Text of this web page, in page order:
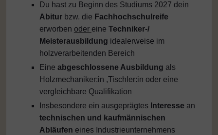
Du hast zu Beginn des Studiums 2027 dein
Abitur bzw. die Fachhochschulreife
erworben oder eine Techniker-/
Meisterausbildung idealerweise im
holzverarbeitenden Bereich
Eine abgeschlossene Ausbildung als
Holzmechaniker:in ,Tischler:in oder eine
vergleichbare Qualifikation
Insbesondere ein ausgeprägtes Interesse an
technischen und kaufmännischen
Abläufen eines Industrieunternehmens